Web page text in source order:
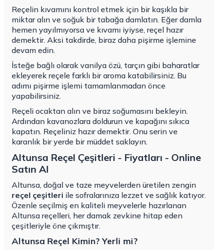
Reçelin kıvamını kontrol etmek için bir kaşıkla bir
miktar alın ve soğuk bir tabağa damlatın. Eğer damla
hemen yayılmıyorsa ve kıvamı iyiyse, reçel hazır
demektir. Aksi takdirde, biraz daha pişirme işlemine
devam edin.
İsteğe bağlı olarak vanilya özü, tarçın gibi baharatlar
ekleyerek reçele farklı bir aroma katabilirsiniz. Bu
adımı pişirme işlemi tamamlanmadan önce
yapabilirsiniz.
Reçeli ocaktan alın ve biraz soğumasını bekleyin.
Ardından kavanozlara doldurun ve kapağını sıkıca
kapatın. Reçeliniz hazır demektir. Onu serin ve
karanlık bir yerde bir müddet saklayın.
Altunsa Reçel Çeşitleri - Fiyatları - Online
Satın Al
Altunsa, doğal ve taze meyvelerden üretilen zengin
reçel çeşitleri ile sofralarınıza lezzet ve sağlık katıyor.
Özenle seçilmiş en kaliteli meyvelerle hazırlanan
Altunsa reçelleri, her damak zevkine hitap eden
çeşitleriyle öne çıkmıştır.
Altunsa Reçel Kimin? Yerli mi?